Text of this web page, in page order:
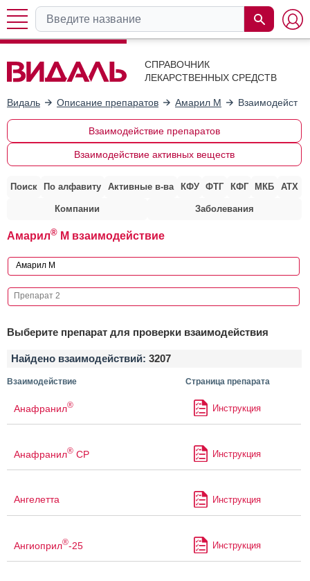
СПРАВОЧНИК
ЛЕКАРСТВЕННЫХ СРЕДСТВ
Видаль Описание препаратов Амарил М
Взаимодействие препаратов
Взаимодействие активных веществ
Поиск По алфавиту Активные в-ва КФУ ФТГ КФГ МКБ АТХ
Компании Заболевания
Амарил® М взаимодействие
Выберите препарат для проверки взаимодействия
Найдено взаимодействий: 3207
Взаимодействие Страница препарата
Анафранил® Инструкция
Анафранил® СР Инструкция
Ангелетта Инструкция
Ангиоприл®-25 Инструкция